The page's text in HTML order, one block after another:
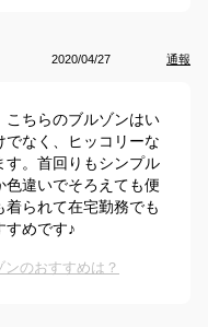
2020/04/27 通報
こちらのブルゾンはい
なく、ヒッコリーな
す。首回りもシンプル
色違いでそろえても便
られて在宅勤務でも
すめです♪
のおすすめは？